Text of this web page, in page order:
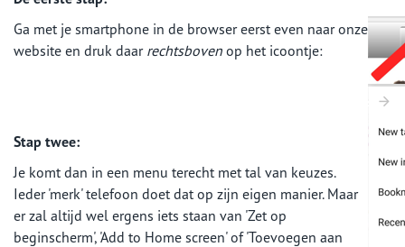
Ga met je smartphone in de browser eerst even naar onze
website en druk daar rechtsboven op het icoontje:
Stap twee:
Je komt dan in een menu terecht met tal van keuzes.
Ieder 'merk' telefoon doet dat op zijn eigen manier. Maar
er zal altijd wel ergens iets staan van 'Zet op
beginscherm', 'Add to Home screen' of 'Toevoegen aan